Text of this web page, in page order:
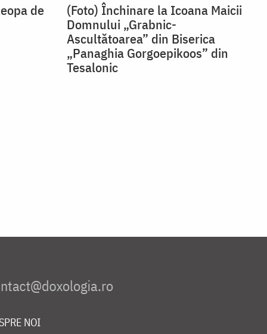
de
(Foto) Închinare la Icoana Maicii
Domnului „Grabnic-
Ascultătoarea” din Biserica
„Panaghia Gorgoepikoos” din
Tesalonic
NOI